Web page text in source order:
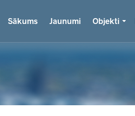
Sākums Jaunumi Objekti